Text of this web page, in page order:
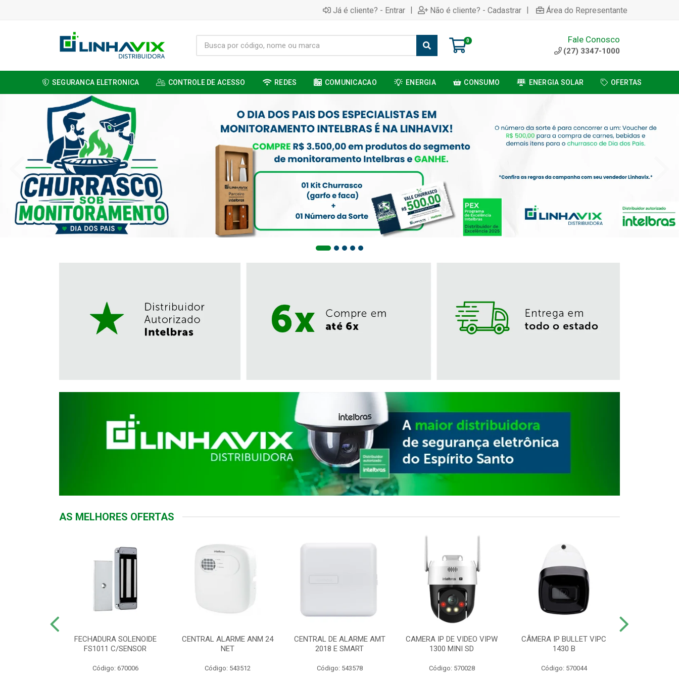
Já é cliente? - Entrar | Não é cliente? - Cadastrar | Área do Representante
0 Fale Conosco
(27) 3347-1000
SEGURANCA ELETRONICA CONTROLE DE ACESSO REDES COMUNICACAO ENERGIA CONSUMO ENERGIA SOLAR OFERTAS
AS MELHORES OFERTAS
FECHADURA SOLENOIDE
FS1011 C/SENSOR
Código: 670006
CENTRAL ALARME ANM 24
NET
Código: 543512
CENTRAL DE ALARME AMT
2018 E SMART
Código: 543578
CAMERA IP DE VIDEO VIPW
1300 MINI SD
Código: 570028
CÂMERA IP BULLET VIPC
1430 B
Código: 570044